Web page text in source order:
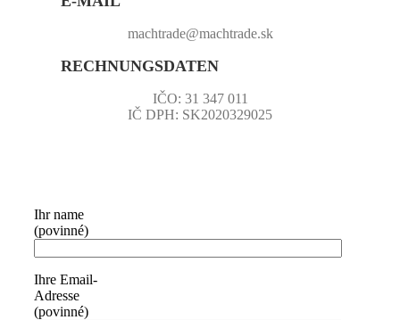
machtrade@machtrade.sk
RECHNUNGSDATEN
IČO: 31 347 011
IČ DPH: SK2020329025
Ihr name
(povinné)
Ihre Email-
Adresse
(povinné)